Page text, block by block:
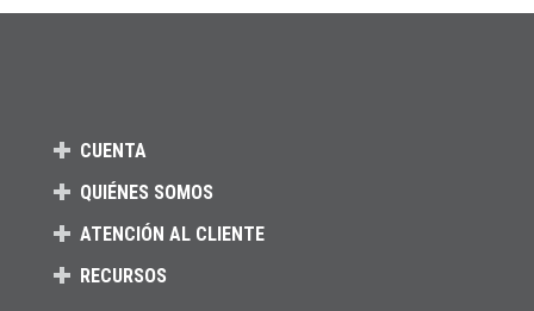
CUENTA
QUIÉNES SOMOS
ATENCIÓN AL CLIENTE
RECURSOS